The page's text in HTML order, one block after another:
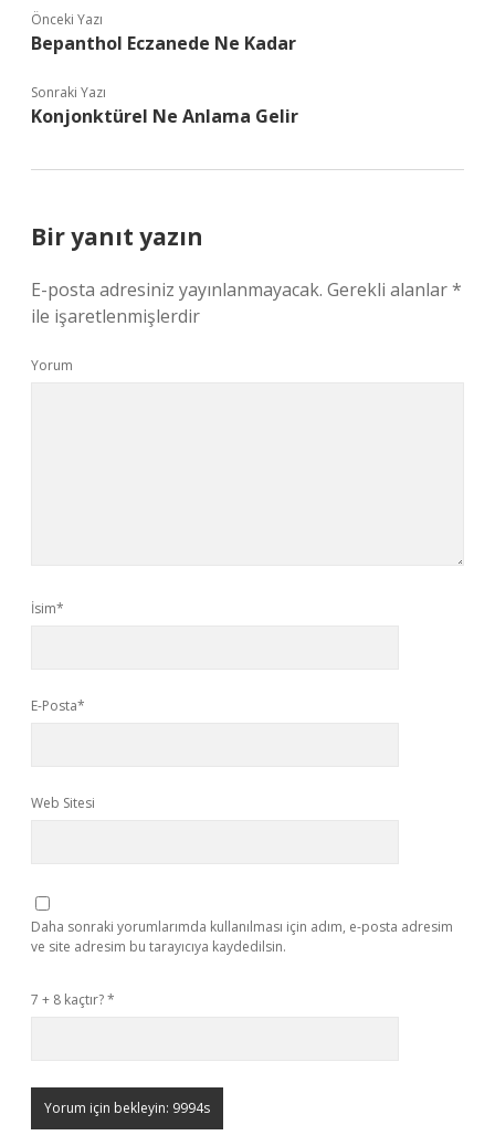
Önceki Yazı
Bepanthol Eczanede Ne Kadar
Sonraki Yazı
Konjonktürel Ne Anlama Gelir
Bir yanıt yazın
E-posta adresiniz yayınlanmayacak. Gerekli alanlar*
ile işaretlenmişlerdir
Yorum
İsim*
E-Posta*
Web Sitesi
Daha sonraki yorumlarımda kullanılması için adım, e-posta adresim
ve site adresim bu tarayıcıya kaydedilsin.
7 + 8 kaçtır?*